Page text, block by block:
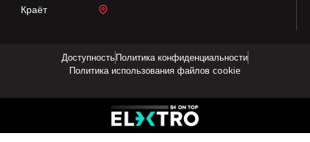
Краёт
ДоступностьПолитика конфиденциальности
Политика использования файлов cookie